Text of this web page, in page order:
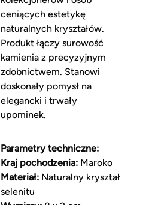
ceniących estetykę
naturalnych kryształów.
Produkt łączy surowość
kamienia z precyzyjnym
zdobnictwem. Stanowi
doskonały pomysł na
elegancki i trwały
upominek.
Parametry techniczne:
Kraj pochodzenia:Maroko
Materiał:Naturalny kryształ
selenitu